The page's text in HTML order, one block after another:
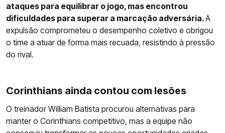
ataques para equilibrar o jogo, mas encontrou
dificuldades para superar a marcação adversária.A
expulsão comprometeu o desempenho coletivo e obrigou
o time a atuar de forma mais recuada, resistindo à pressão
do rival.
Corinthians ainda contou com lesões
O treinador William Batista procurou alternativas para
manter o Corinthians competitivo, mas a equipe não